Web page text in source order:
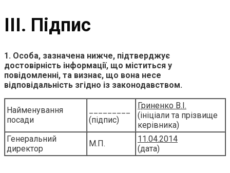
ІІІ. Підпис
1. Особа, зазначена нижче, підтверджує
достовірність інформації, що міститься у
повідомленні, та визнає, що вона несе
відповідальність згідно із законодавством.
Найменування
посади
(підпис)
Гриненко В.І.
(ініціали та прізвище
керівника)
Генеральний
директор
М.П.
11.04.2014
(дата)